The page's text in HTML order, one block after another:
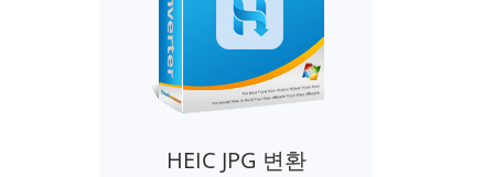
HEIC JPG 변환